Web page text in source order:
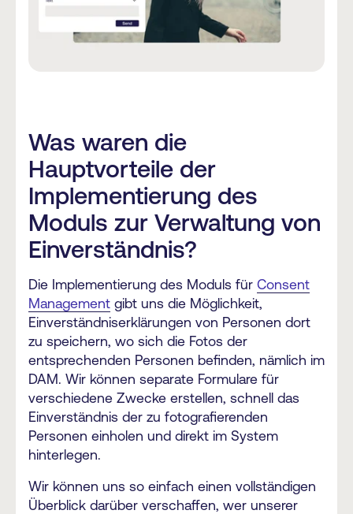
Was waren die
Hauptvorteile der
Implementierung des
Moduls zur Verwaltung von
Einverständnis?
Die Implementierung des Moduls für Consent
Management gibt uns die Möglichkeit,
Einverständniserklärungen von Personen dort
zu speichern, wo sich die Fotos der
entsprechenden Personen befinden, nämlich im
DAM. Wir können separate Formulare für
verschiedene Zwecke erstellen, schnell das
Einverständnis der zu fotografierenden
Personen einholen und direkt im System
hinterlegen.
Wir können uns so einfach einen vollständigen
Überblick darüber verschaffen, wer unserer